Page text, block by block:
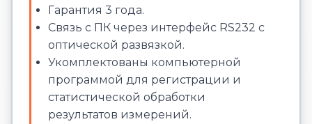
Гарантия 3 года.
Связь с ПК через интерфейс RS232 c
оптической развязкой.
Укомплектованы компьютерной
программой для регистрации и
статистической обработки
результатов измерений.